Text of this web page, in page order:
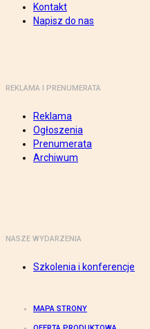
Kontakt
Napisz do nas
REKLAMA I PRENUMERATA
Reklama
Ogłoszenia
Prenumerata
Archiwum
NASZE WYDARZENIA
Szkolenia i konferencje
MAPA STRONY